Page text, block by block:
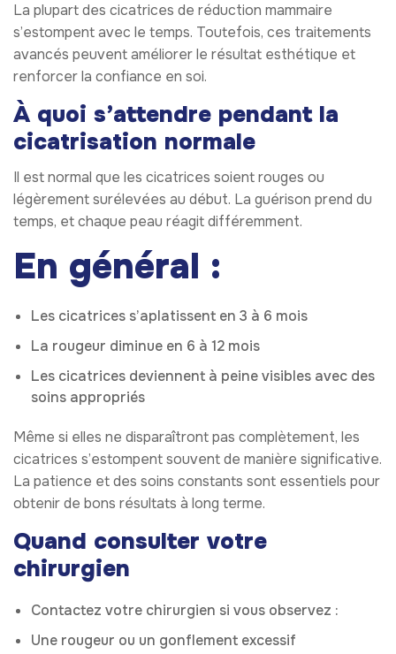
La plupart des cicatrices de réduction mammaire
s’estompent avec le temps. Toutefois, ces traitements
avancés peuvent améliorer le résultat esthétique et
renforcer la confiance en soi.
À quoi s’attendre pendant la
cicatrisation normale
Il est normal que les cicatrices soient rouges ou
légèrement surélevées au début. La guérison prend du
temps, et chaque peau réagit différemment.
En général :
Les cicatrices s’aplatissent en 3 à 6 mois
La rougeur diminue en 6 à 12 mois
Les cicatrices deviennent à peine visibles avec des
soins appropriés
Même si elles ne disparaîtront pas complètement, les
cicatrices s’estompent souvent de manière significative.
La patience et des soins constants sont essentiels pour
obtenir de bons résultats à long terme.
Quand consulter votre
chirurgien
Contactez votre chirurgien si vous observez :
Une rougeur ou un gonflement excessif